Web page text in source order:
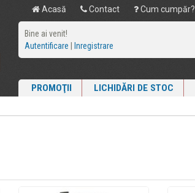
Acasă Contact Cum cumpăr?
Bine ai venit!
Autentificare
Inregistrare
PROMOŢII LICHIDĂRI DE STOC